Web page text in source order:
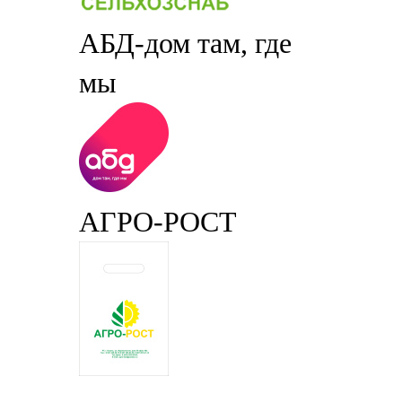
АБД-дом там, где
мы
АГРО-РОСТ